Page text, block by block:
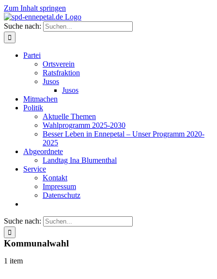
Zum Inhalt springen
Suche nach:
Partei
Ortsverein
Ratsfraktion
Jusos
Jusos
Mitmachen
Politik
Aktuelle Themen
Wahlprogramm 2025-2030
Besser Leben in Ennepetal – Unser Programm 2020-
2025
Abgeordnete
Landtag Ina Blumenthal
Service
Kontakt
Impressum
Datenschutz
Suche nach:
Kommunalwahl
1 item